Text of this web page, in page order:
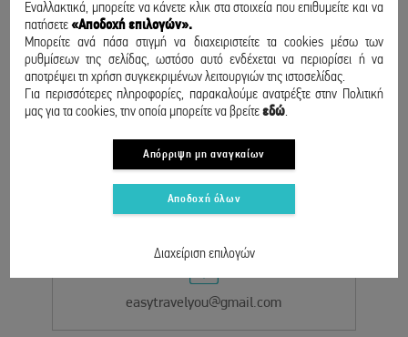
ΕΠΙΚΟΙΝΩΝΙΑ
easytravelyou@gmail.com
Εναλλακτικά, μπορείτε να κάνετε κλικ στα στοιχεία που επιθυμείτε και να
πατήσετε«Αποδοχή επιλογών».
Μπορείτε ανά πάσα στιγμή να διαχειριστείτε τα cookies μέσω των
ρυθμίσεων της σελίδας, ωστόσο αυτό ενδέχεται να περιορίσει ή να
αποτρέψει τη χρήση συγκεκριμένων λειτουργιών της ιστοσελίδας.
Για περισσότερες πληροφορίες, παρακαλούμε ανατρέξτε στην Πολιτική
μας για τα cookies, την οποία μπορείτε να βρείτεεδώ.
Απόρριψη μη αναγκαίων
Αποδοχή όλων
Διαχείριση επιλογών